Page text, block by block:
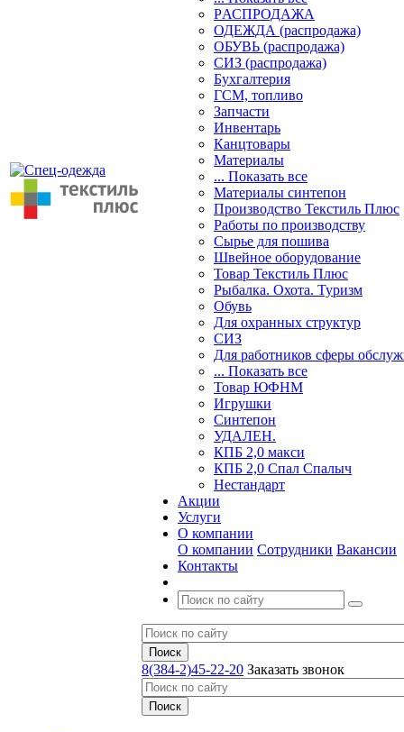
PАСПРОДАЖА
ОДЕЖДА (распродажа)
ОБУВЬ (распродажа)
СИЗ (распродажа)
Бухгалтерия
ГСМ, топливо
Запчасти
Инвентарь
Канцтовары
Материалы
... Показать все
Материалы синтепон
Производство Текстиль Плюс
Работы по производству
Сырье для пошива
Швейное оборудование
Товар Текстиль Плюс
Рыбалка. Охота. Туризм
Обувь
Для охранных структур
СИЗ
Для работников сферы
... Показать все
Товар ЮФНМ
Игрушки
Синтепон
УДАЛЕН.
КПБ 2,0 макси
КПБ 2,0 Спал Спалыч
Нестандарт
Акции
Услуги
О компании
О компании Сотрудники Вакансии
Контакты
8(384-2)45-22-20 Заказать звонок